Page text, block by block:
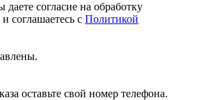
согласие на обработку
соглашаетесь с Политикой
оставьте свой номер телефона.